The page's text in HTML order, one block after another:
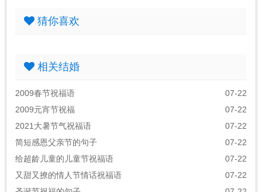
猜你喜欢
相关结婚
2009春节祝福语
07-22
2009元宵节祝福
07-22
2021大暑节气祝福语
07-22
简短感恩父亲节的句子
07-22
给超龄儿童的儿童节祝福语
07-22
又甜又撩的情人节情话祝福语
07-22